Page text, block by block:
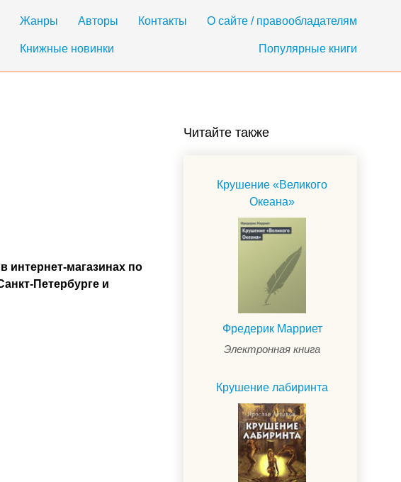
Жанры Авторы Контакты О сайте / правообладателям
Книжные новинки Популярные книги
интернет-магазинах по
Петербурге и
Читайте также
Крушение «Великого
Океана»
Фредерик Марриет
Электронная книга
Крушение лабиринта